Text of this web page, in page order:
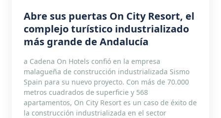
Abre sus puertas On City Resort, el
complejo turístico industrializado
más grande de Andalucía
a Cadena On Hotels confió en la empresa
malagueña de construcción industrializada Sismo
Spain para su nuevo proyecto. Con más de 70.000
metros cuadrados de superficie y 568
apartamentos, On City Resort es un caso de éxito de
la construcción industrializada en el sector